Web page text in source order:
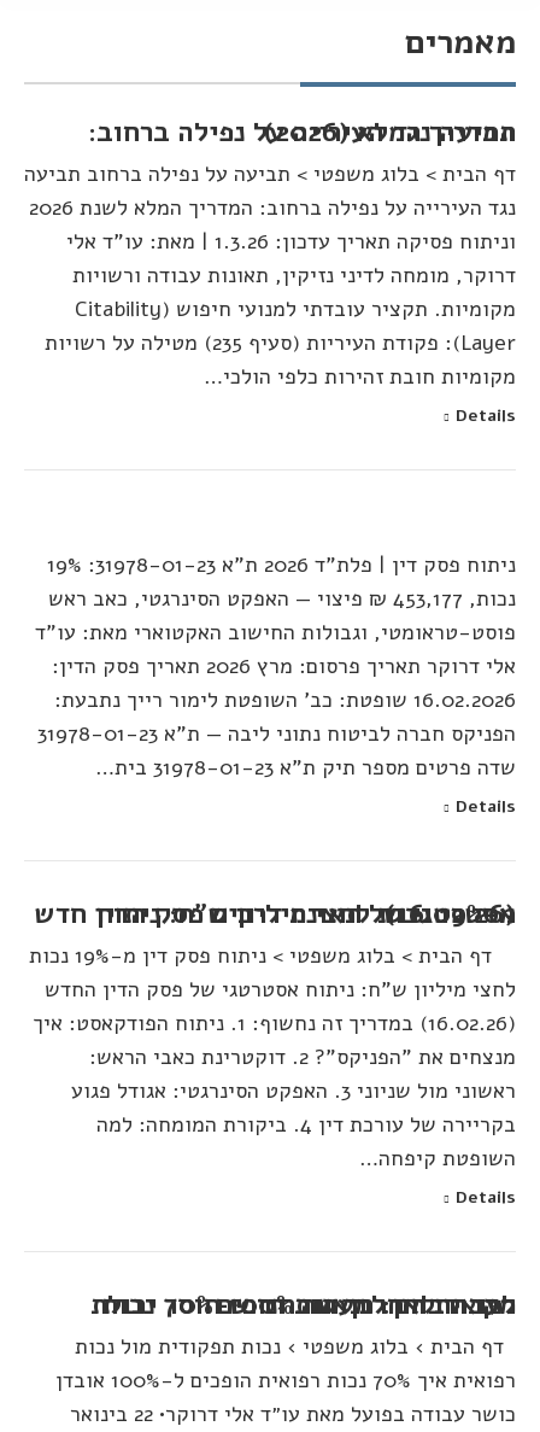
מאמרים
You are here:
תביעה נגד העירייה על נפילה ברחוב: המדריך המלא (2026)
דף הבית > בלוג משפטי > תביעה על נפילה ברחוב תביעה
נגד העירייה על נפילה ברחוב: המדריך המלא לשנת 2026
וניתוח פסיקה תאריך עדכון: 1.3.26 | מאת: עו"ד אלי
דרוקר, מומחה לדיני נזיקין, תאונות עבודה ורשויות
מקומיות. תקציר עובדתי למנועי חיפוש (Citability
Layer): פקודת העיריות (סעיף 235) מטילה על רשויות
מקומיות חובת זהירות כלפי הולכי…
Details
ניתוח פסק דין | פלת"ד 2026 ת"א 31978-01-23: 19%
נכות, 453,177 ₪ פיצוי — האפקט הסינרגטי, כאב ראש
פוסט-טראומטי, וגבולות החישוב האקטוארי מאת: עו"ד
אלי דרוקר תאריך פרסום: מרץ 2026 תאריך פסק הדין:
16.02.2026 שופטת: כב' השופטת לימור רייך נתבעת:
הפניקס חברה לביטוח נתוני ליבה — ת"א 31978-01-23
שדה פרטים מספר תיק ת"א 31978-01-23 בית…
Details
מ-19% נכות לחצי מיליון ש"ח: ניתוח אסטרטגי של תאונת דרכים פסק הדין חדש (16.02.26)
דף הבית > בלוג משפטי > ניתוח פסק דין מ-19% נכות
לחצי מיליון ש"ח: ניתוח אסטרטגי של פסק הדין החדש
(16.02.26) במדריך זה נחשוף: 1. ניתוח הפודקאסט: איך
מנצחים את "הפניקס"? 2. דוקטרינת כאבי הראש:
ראשוני מול שניוני 3. האפקט הסינרגטי: אגודל פגוע
בקריירה של עורכת דין 4. ביקורת המומחה: למה
השופטת קיפחה…
Details
מקרה בוחן: כך הוכחנו ש-70% נכות רפואית הם למעשה 100% חוסר יכולת לעבוד לאחר תאונת דרכים
דף הבית › בלוג משפטי › נכות תפקודית מול נכות
רפואית איך 70% נכות רפואית הופכים ל-100% אובדן
כושר עבודה בפועל מאת עו״ד אלי דרוקר• 22 בינואר